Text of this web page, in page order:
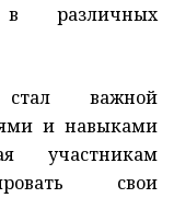
в различных
стал важной
и навыками
участникам
свои